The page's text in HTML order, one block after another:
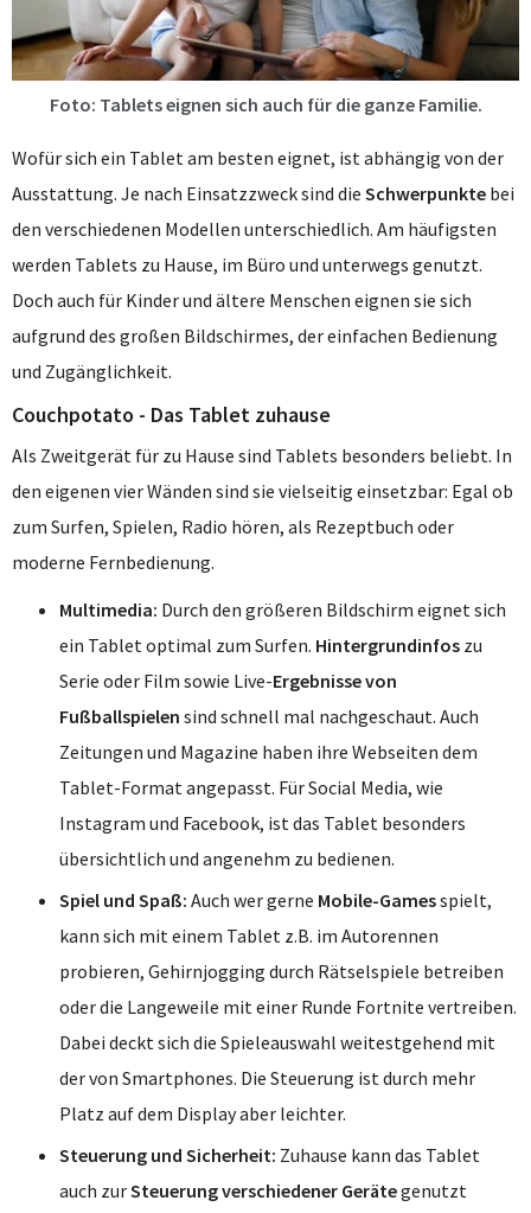
Foto: Tablets eignen sich auch für die ganze Familie.
Wofür sich ein Tablet am besten eignet, ist abhängig von der
Ausstattung. Je nach Einsatzzweck sind die Schwerpunkte bei
den verschiedenen Modellen unterschiedlich. Am häufigsten
werden Tablets zu Hause, im Büro und unterwegs genutzt.
Doch auch für Kinder und ältere Menschen eignen sie sich
aufgrund des großen Bildschirmes, der einfachen Bedienung
und Zugänglichkeit.
Couchpotato - Das Tablet zuhause
Als Zweitgerät für zu Hause sind Tablets besonders beliebt. In
den eigenen vier Wänden sind sie vielseitig einsetzbar: Egal ob
zum Surfen, Spielen, Radio hören, als Rezeptbuch oder
moderne Fernbedienung.
Multimedia: Durch den größeren Bildschirm eignet sich
ein Tablet optimal zum Surfen. Hintergrundinfos zu
Serie oder Film sowie Live-Ergebnisse von
Fußballspielen sind schnell mal nachgeschaut. Auch
Zeitungen und Magazine haben ihre Webseiten dem
Tablet-Format angepasst. Für Social Media, wie
Instagram und Facebook, ist das Tablet besonders
übersichtlich und angenehm zu bedienen.
Spiel und Spaß: Auch wer gerne Mobile-Gamesspielt,
kann sich mit einem Tablet z.B. im Autorennen
probieren, Gehirnjogging durch Rätselspiele betreiben
oder die Langeweile mit einer Runde Fortnite vertreiben.
Dabei deckt sich die Spieleauswahl weitestgehend mit
der von Smartphones. Die Steuerung ist durch mehr
Platz auf dem Display aber leichter.
Steuerung und Sicherheit: Zuhause kann das Tablet
auch zurSteuerung verschiedener Gerätegenutzt